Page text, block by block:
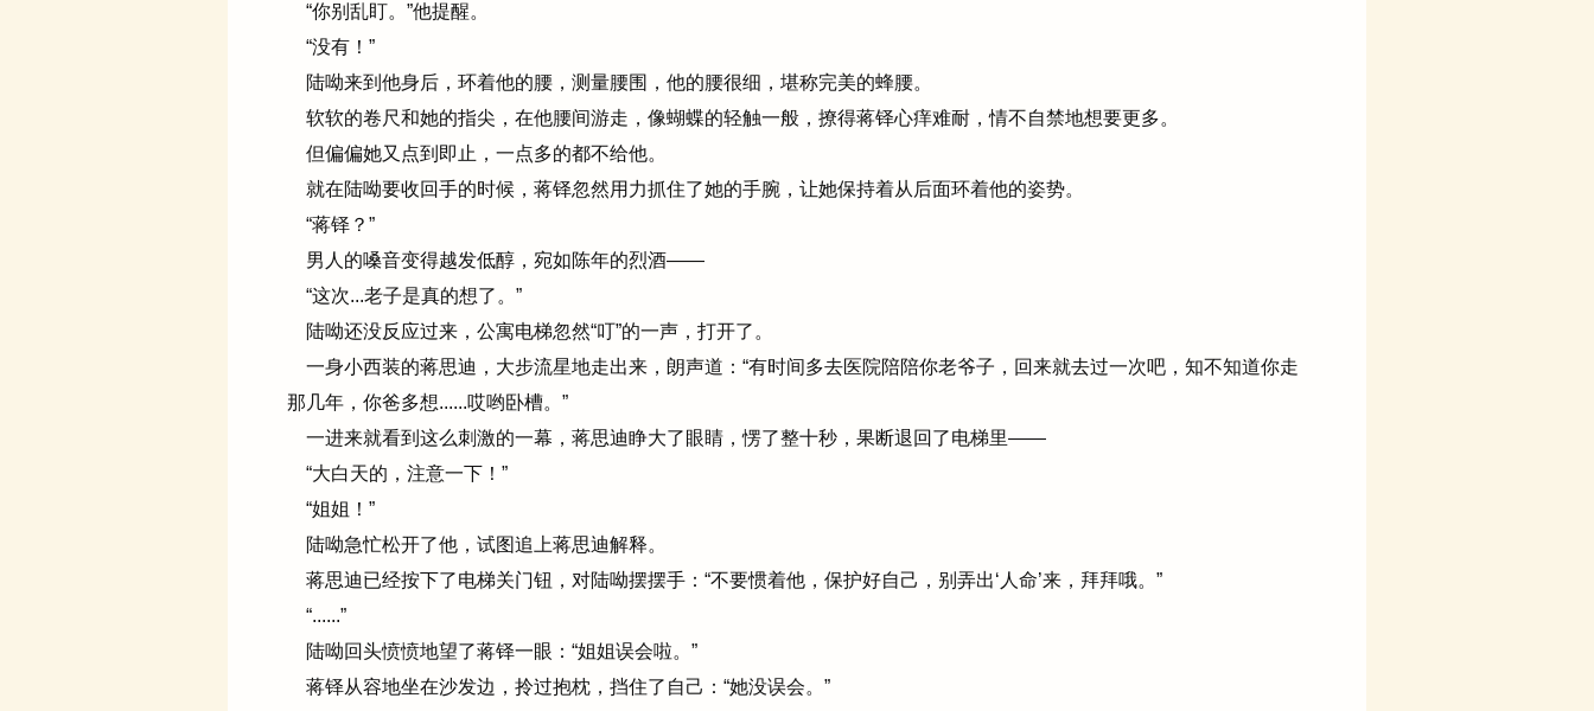
“你别乱盯。”他提醒。
“没有！”
陆呦来到他身后，环着他的腰，测量腰围，他的腰很细，堪称完美的蜂腰。
软软的卷尺和她的指尖，在他腰间游走，像蝴蝶的轻触一般，撩得蒋铎心痒难耐，情不自禁地想要更多。
但偏偏她又点到即止，一点多的都不给他。
就在陆呦要收回手的时候，蒋铎忽然用力抓住了她的手腕，让她保持着从后面环着他的姿势。
“蒋铎？”
男人的嗓音变得越发低醇，宛如陈年的烈酒——
“这次...老子是真的想了。”
陆呦还没反应过来，公寓电梯忽然“叮”的一声，打开了。
一身小西装的蒋思迪，大步流星地走出来，朗声道：“有时间多去医院陪陪你老爷子，回来就去过一次吧，知不知道你走
那几年，你爸多想......哎哟卧槽。”
一进来就看到这么刺激的一幕，蒋思迪睁大了眼睛，愣了整十秒，果断退回了电梯里——
“大白天的，注意一下！”
“姐姐！”
陆呦急忙松开了他，试图追上蒋思迪解释。
蒋思迪已经按下了电梯关门钮，对陆呦摆摆手：“不要惯着他，保护好自己，别弄出‘人命’来，拜拜哦。”
“......”
陆呦回头愤愤地望了蒋铎一眼：“姐姐误会啦。”
蒋铎从容地坐在沙发边，拎过抱枕，挡住了自己：“她没误会。”